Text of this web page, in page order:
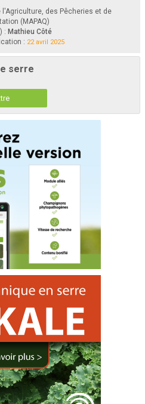
des Pêcheries et de
(MAPAQ)
: Mathieu Côté
: 22 avril 2025
serre